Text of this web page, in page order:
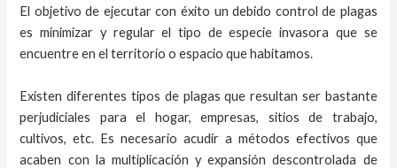
El objetivo de ejecutar con éxito un debido control de plagas
es minimizar y regular el tipo de especie invasora que se
encuentre en el territorio o espacio que habitamos.
Existen diferentes tipos de plagas que resultan ser bastante
perjudiciales para el hogar, empresas, sitios de trabajo,
cultivos, etc. Es necesario acudir a métodos efectivos que
acaben con la multiplicación y expansión descontrolada de